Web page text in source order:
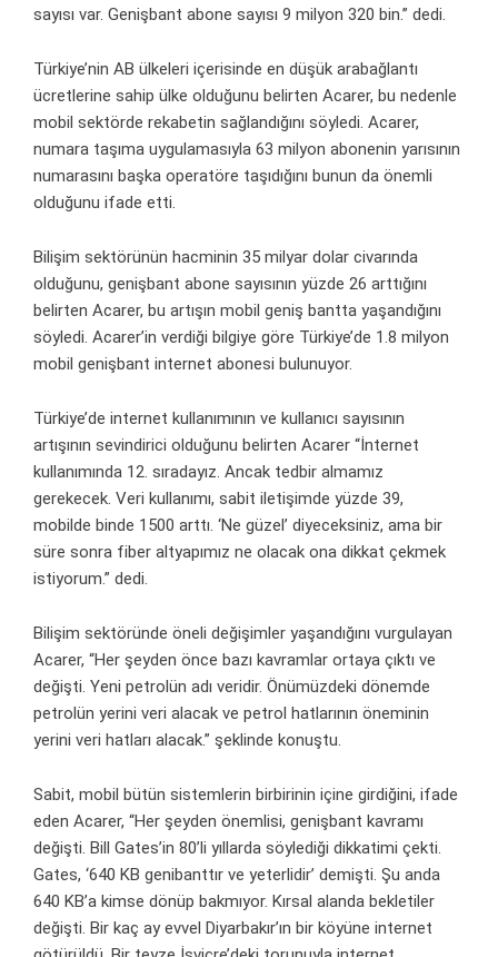
sayısı var. Genişbant abone sayısı 9 milyon 320 bin.” dedi.
Türkiye’nin AB ülkeleri içerisinde en düşük arabağlantı
ücretlerine sahip ülke olduğunu belirten Acarer, bu nedenle
mobil sektörde rekabetin sağlandığını söyledi. Acarer,
numara taşıma uygulamasıyla 63 milyon abonenin yarısının
numarasını başka operatöre taşıdığını bunun da önemli
olduğunu ifade etti.
Bilişim sektörünün hacminin 35 milyar dolar civarında
olduğunu, genişbant abone sayısının yüzde 26 arttığını
belirten Acarer, bu artışın mobil geniş bantta yaşandığını
söyledi. Acarer’in verdiği bilgiye göre Türkiye’de 1.8 milyon
mobil genişbant internet abonesi bulunuyor.
Türkiye’de internet kullanımının ve kullanıcı sayısının
artışının sevindirici olduğunu belirten Acarer “İnternet
kullanımında 12. sıradayız. Ancak tedbir almamız
gerekecek. Veri kullanımı, sabit iletişimde yüzde 39,
mobilde binde 1500 arttı. ‘Ne güzel’ diyeceksiniz, ama bir
süre sonra fiber altyapımız ne olacak ona dikkat çekmek
istiyorum.” dedi.
Bilişim sektöründe öneli değişimler yaşandığını vurgulayan
Acarer, “Her şeyden önce bazı kavramlar ortaya çıktı ve
değişti. Yeni petrolün adı veridir. Önümüzdeki dönemde
petrolün yerini veri alacak ve petrol hatlarının öneminin
yerini veri hatları alacak.” şeklinde konuştu.
Sabit, mobil bütün sistemlerin birbirinin içine girdiğini, ifade
eden Acarer, “Her şeyden önemlisi, genişbant kavramı
değişti. Bill Gates’in 80’li yıllarda söylediği dikkatimi çekti.
Gates, ‘640 KB genibanttır ve yeterlidir’ demişti. Şu anda
640 KB’a kimse dönüp bakmıyor. Kırsal alanda bekletiler
değişti. Bir kaç ay evvel Diyarbakır’ın bir köyüne internet